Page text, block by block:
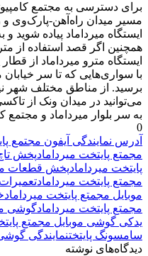
برای دسترسی به مجتمع
مسیر میدان راه‌آهن-پارک‌وی و
ایستگاه میرداماد پیاده شوید
همچنین اگر قصد استفاده از
ایستگاه مترو میرداماد از
با سواری‌هایی که تا سر خیابان
برسید. از مناطق مختلف شهر
به سر بلوار میرداماد و مجتمع
0
آدرس نمایندگی آیفون مجتمع
مجمتع پایتخت میردامادپخش
پایتخت میردامادپخش قطعات
مجمتع پایتخت میردامادتعمیرات
موبایل مجمتع پایتخت میرداماد
مجمتع پایتخت میردامادگوشی
یدکی گوشی موبایل مجمتع
سامسونگ پایتختنمایندگی
دیدگاه‌های نوشته